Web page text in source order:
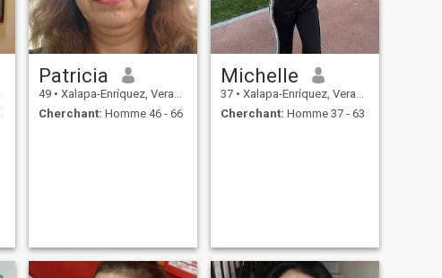
Patricia
49 • Xalapa-Enríquez, Veracruz, Mexique
Cherchant: Homme 46 - 66
Michelle
37 • Xalapa-Enríquez, Veracruz, Mexique
Cherchant: Homme 37 - 63